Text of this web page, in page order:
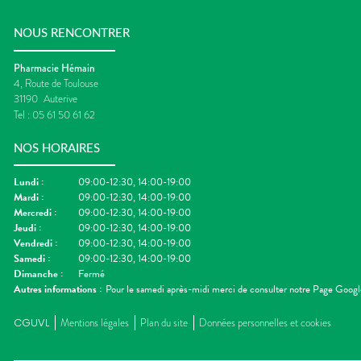
NOUS RENCONTRER
Pharmacie Hémain
4, Route de Toulouse
31190 Auterive
Tel : 05 61 50 61 62
NOS HORAIRES
Lundi :
09:00-12:30, 14:00-19:00
Mardi :
09:00-12:30, 14:00-19:00
Mercredi :
09:00-12:30, 14:00-19:00
Jeudi :
09:00-12:30, 14:00-19:00
Vendredi :
09:00-12:30, 14:00-19:00
Samedi :
09:00-12:30, 14:00-19:00
Dimanche :
Fermé
Autres informations : Pour le samedi après-midi merci de consulter notre Page
CGUVL Mentions légales Plan du site Données personnelles et cookies